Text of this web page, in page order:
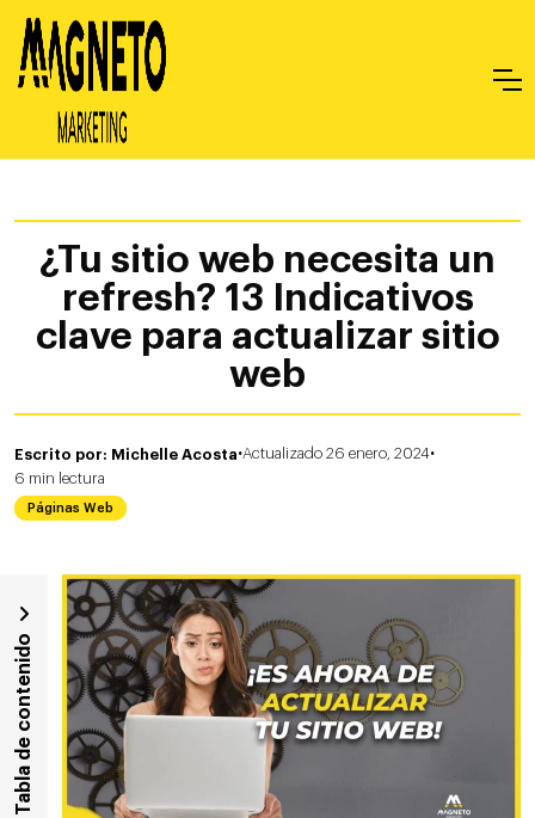
¿Tu sitio web necesita un
refresh? 13 Indicativos
clave para actualizar sitio
web
Escrito por: Michelle Acosta·Actualizado 26 enero, 2024·
6 min lectura
Páginas Web
Tabla de contenido